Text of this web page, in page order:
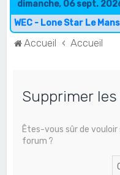
dimanche, 06 sept.
WEC - Lone Star Le Mans
Accueil Accueil
Supprimer
Êtes-vous sûr de
forum ?